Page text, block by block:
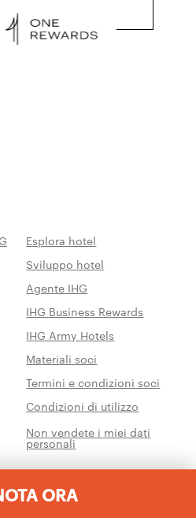
ORA
Esplora hotel
Sviluppo hotel
Agente IHG
IHG Business Rewards
IHG Army Hotels
Materiali soci
Termini e condizioni soci
Condizioni di utilizzo
Non vendete i miei dati
personali
online o chiama: